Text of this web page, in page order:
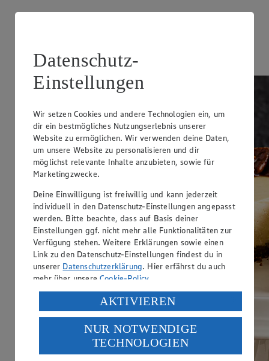
55 min.
Datenschutz-
Einstellungen
Wir setzen Cookies und andere Technologien ein, um
dir ein bestmögliches Nutzungserlebnis unserer
Website zu ermöglichen. Wir verwenden deine Daten,
um unsere Website zu personalisieren und dir
möglichst relevante Inhalte anzubieten, sowie für
Marketingzwecke.
Deine Einwilligung ist freiwillig und kann jederzeit
individuell in den Datenschutz-Einstellungen angepasst
werden. Bitte beachte, dass auf Basis deiner
Einstellungen ggf. nicht mehr alle Funktionalitäten zur
Verfügung stehen. Weitere Erklärungen sowie einen
Link zu den Datenschutz-Einstellungen findest du in
unserer Datenschutzerklärung. Hier erfährst du auch
mehr über unsereCookie-Policy.
Verarbeitung deiner personenbezogenen Daten in den
USA durch Facebook und YouTube:
Wenn du auf „Aktivieren“ klickst, willigst du im Sinne
des Art. 49 Abs. 1 Satz 1 lit. a) DSGVO ein, dass deine
Daten in den USA verarbeitet werden. Der EuGH sieht
AKTIVIEREN
NUR NOTWENDIGE
TECHNOLOGIEN